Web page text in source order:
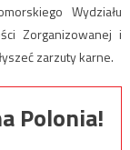
Wydziału
Zorganizowanej i
zarzuty karne.
Polonia!